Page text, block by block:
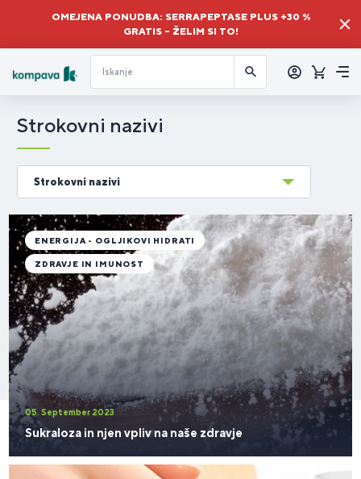
OMEJENA PONUDBA: SERRAPEPTASE PLUS +30 %
GRATIS – ŽELIM SI TO!
Strokovni nazivi
Strokovni nazivi
05. September 2023
Sukraloza in njen vpliv na naše zdravje
ENERGIJA - OGLJIKOVI HIDRATI
ZDRAVJE IN IMUNOST